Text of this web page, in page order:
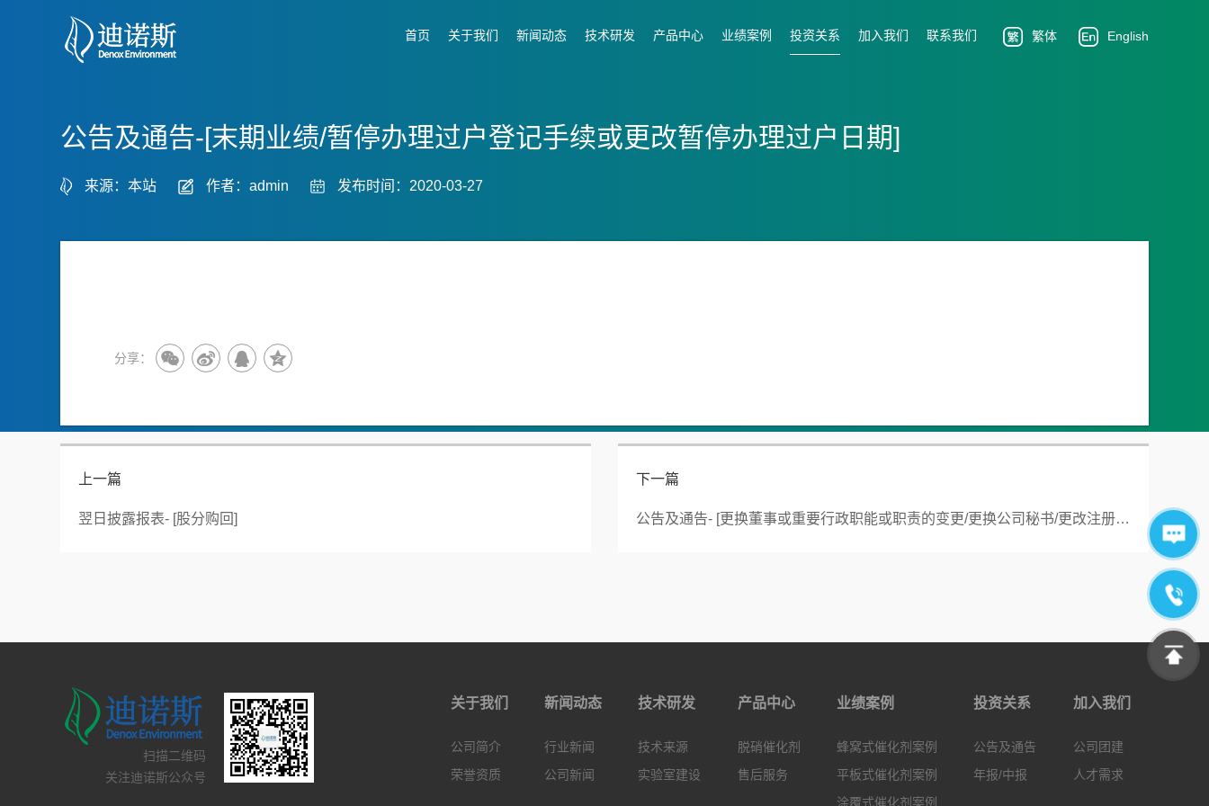
首页 关于我们 新闻动态 技术研发 产品中心 业绩案例 投资关系 加入我们 联系我们 繁体 English
公告及通告-[末期业绩/暂停办理过户登记手续或更改暂停办理过户日期]
来源：本站 作者：admin 发布时间：2020-03-27
分享：
上一篇
翌日披露报表- [股分购回]
下一篇
公告及通告- [更换董事或重要行政职能或职责的变更/更换公司秘书/更改注册地址或办事处、香港业务的注册地或香港接收法律程序代表]
扫描二维码
关注迪诺斯公众号
关于我们
公司简介
荣誉资质
新闻动态
行业新闻
公司新闻
技术研发
技术来源
实验室建设
产品中心
脱硝催化剂
售后服务
业绩案例
蜂窝式催化剂案例
平板式催化剂案例
涂覆式催化剂案例
投资关系
公告及通告
年报/中报
加入我们
公司团建
人才需求